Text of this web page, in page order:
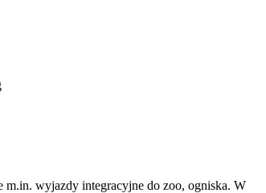
wyjazdy integracyjne do zoo, ogniska. W